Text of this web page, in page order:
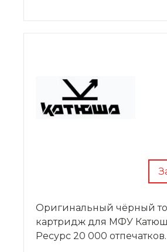
Оригинальный чёрный
картридж для МФУ
Ресурс 20 000 отпечатков.